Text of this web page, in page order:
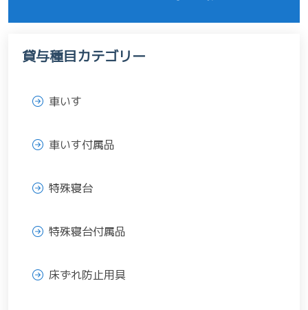
貸与種目カテゴリー
車いす
車いす付属品
特殊寝台
特殊寝台付属品
床ずれ防止用具